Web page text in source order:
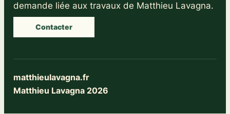
demande liée aux travaux de Matthieu Lavagna.
Contacter
matthieulavagna.fr
Matthieu Lavagna 2026